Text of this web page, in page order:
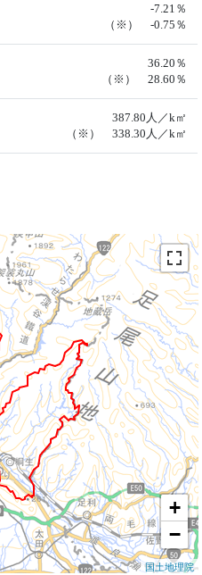
-7.21％
（※） -0.75％
36.20％
（※） 28.60％
387.80人／k㎡
（※） 338.30人／k㎡
+
−
国土地理院